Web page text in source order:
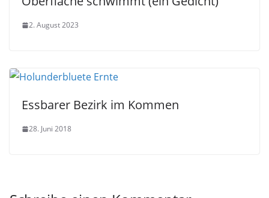
2. August 2023
Essbarer Bezirk im Kommen
28. Juni 2018